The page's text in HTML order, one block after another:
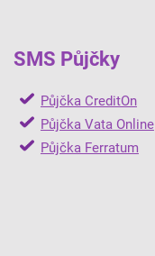
SMS Půjčky
Půjčka CreditOn
Půjčka Vata Online
Půjčka Ferratum